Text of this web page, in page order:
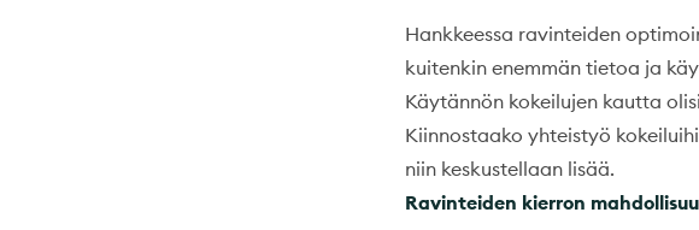
Hankkeessa ravinteiden
kuitenkin enemmän tietoa ja
Käytännön kokeilujen kautta
Kiinnostaako yhteistyö
niin keskustellaan lisää.
Ravinteiden kierron